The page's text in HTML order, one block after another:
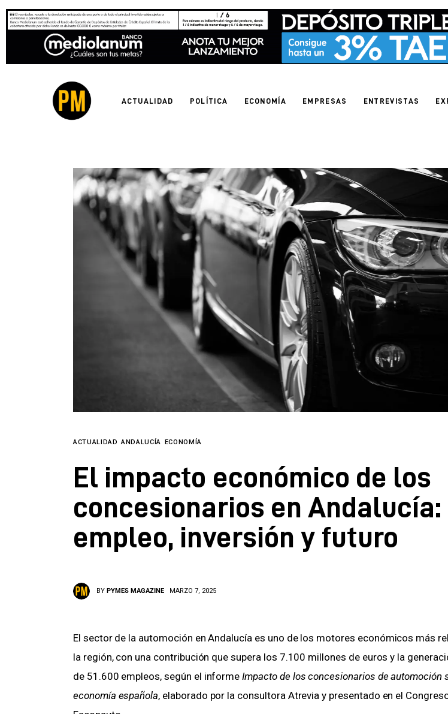
ACTUALIDAD POLÍTICA ECONOMÍA EMPRESAS ENTREVISTAS
Actualidad
ACTUALIDAD ANDALUCÍA ECONOMÍA
El impacto económico de los
concesionarios en Andalucía:
empleo, inversión y futuro
BY PYMES MAGAZINE MARZO 7, 2025
El sector de la automoción en Andalucía es uno de los motores económicos más
la región, con una contribución que supera los 7.100 millones de euros y la
de 51.600 empleos, según el informe Impacto de los concesionarios de automoción
economía española, elaborado por la consultora Atrevia y presentado en el